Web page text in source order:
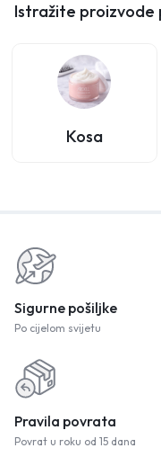
Istražite
Kosa
Sigurne pošiljke
Po cijelom svijetu
Pravila povrata
Povrat u roku od 15 dana